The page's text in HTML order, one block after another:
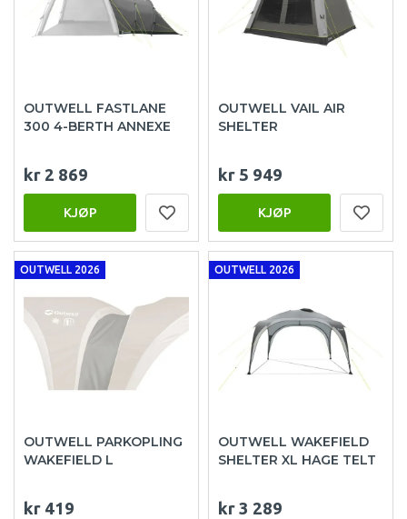
OUTWELL FASTLANE
300 4-BERTH ANNEXE
kr 2 869
KJØP
OUTWELL VAIL AIR
SHELTER
kr 5 949
KJØP
OUTWELL 2026
OUTWELL PARKOPLING
WAKEFIELD L
kr 419
OUTWELL 2026
OUTWELL WAKEFIELD
SHELTER XL HAGE TELT
kr 3 289